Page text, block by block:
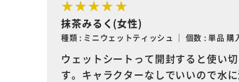
抹茶みるく(女性)
種類 : ミニウェットティッシュ ｜ 個数 : 単品 購
ウェットシートって開封すると使い
す。キャラクターなしでいいので水